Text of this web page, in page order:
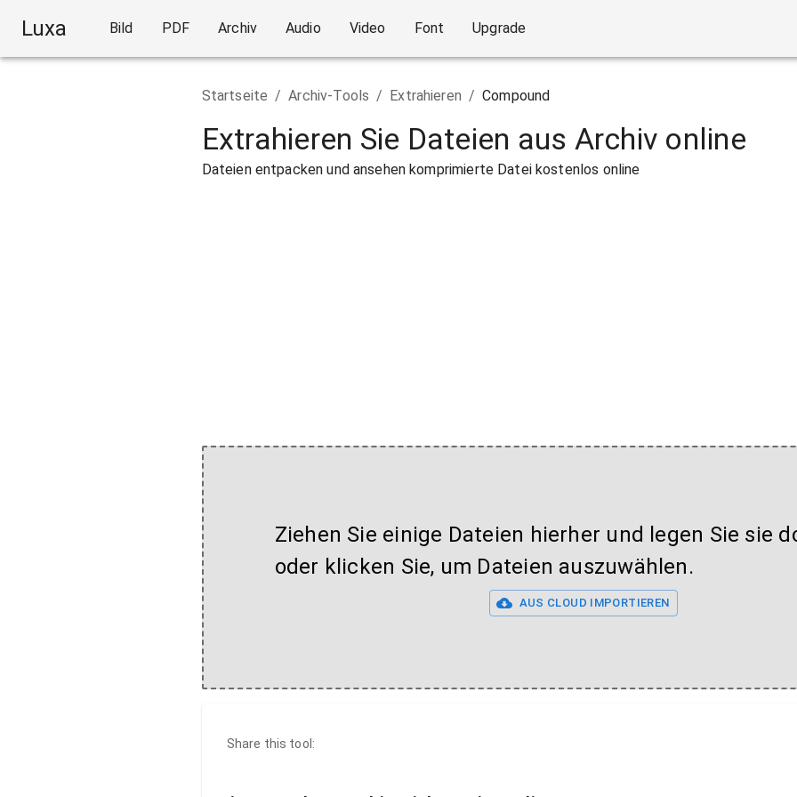
Luxa Bild PDF Archiv Audio Video Font Upgrade
Startseite / Archiv-Tools / Extrahieren / Compound
Extrahieren Sie Dateien aus Archiv online
Dateien entpacken und ansehen komprimierte Datei kostenlos online
Ziehen Sie einige Dateien hierher und legen Sie sie
oder klicken Sie, um Dateien auszuwählen.
AUS CLOUD IMPORTIEREN
Share this tool: